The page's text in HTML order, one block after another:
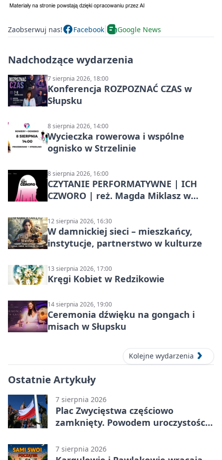
Zaobserwuj nas! Facebook Google News
Nadchodzące wydarzenia
7 sierpnia 2026, 18:00
Konferencja ROZPOZNAĆ CZAS w
Słupsku
8 sierpnia 2026, 14:00
Wycieczka rowerowa i wspólne
ognisko w Strzelinie
8 sierpnia 2026, 16:00
CZYTANIE PERFORMATYWNE | ICH
CZWORO | reż. Magda Miklasz w
12 sierpnia 2026, 16:30
W damnickiej sieci – mieszkańcy,
instytucje, partnerstwo w kulturze
13 sierpnia 2026, 17:00
Kręgi Kobiet w Redzikowie
14 sierpnia 2026, 19:00
Ceremonia dźwięku na gongach i
misach w Słupsku
Kolejne wydarzenia
Ostatnie Artykuły
7 sierpnia 2026
Plac Zwycięstwa częściowo
zamknięty. Powodem uroczystości
7 sierpnia 2026